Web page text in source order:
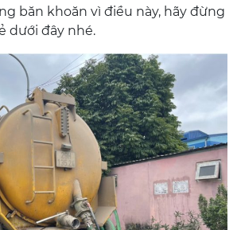
băn khoăn vì điều này, hãy đừng
dưới đây nhé.